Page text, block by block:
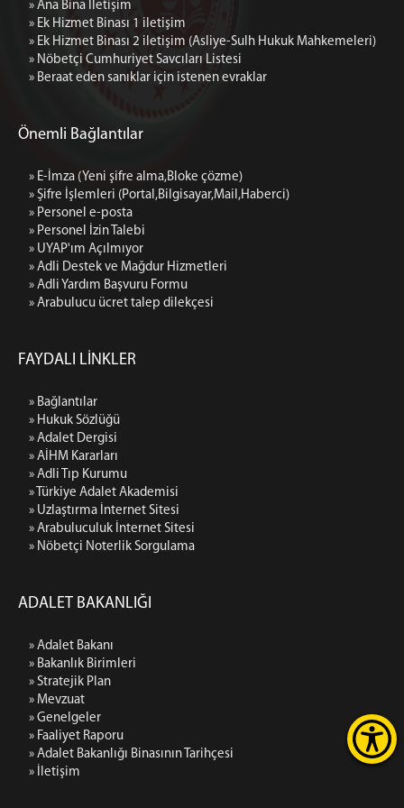
Ek Hizmet Binası 2 iletişim (Asliye-Sulh Hukuk
Mahkemeleri)
» Ana Bina İletişim
» Ek Hizmet Binası 1 iletişim
» Ek Hizmet Binası 2 iletişim (Asliye-Sulh Hukuk Mahkemeleri)
» Nöbetçi Cumhuriyet Savcıları Listesi
» Beraat eden sanıklar için istenen evraklar
Önemli Bağlantılar
» E-İmza (Yeni şifre alma,Bloke çözme)
» Şifre İşlemleri (Portal,Bilgisayar,Mail,Haberci)
» Personel e-posta
» Personel İzin Talebi
» UYAP'ım Açılmıyor
» Adli Destek ve Mağdur Hizmetleri
» Adli Yardım Başvuru Formu
» Arabulucu ücret talep dilekçesi
FAYDALI LİNKLER
» Bağlantılar
» Hukuk Sözlüğü
» Adalet Dergisi
» AİHM Kararları
» Adli Tıp Kurumu
» Türkiye Adalet Akademisi
» Uzlaştırma İnternet Sitesi
» Arabuluculuk İnternet Sitesi
» Nöbetçi Noterlik Sorgulama
ADALET BAKANLIĞI
» Adalet Bakanı
» Bakanlık Birimleri
» Stratejik Plan
» Mevzuat
» Genelgeler
» Faaliyet Raporu
» Adalet Bakanlığı Binasının Tarihçesi
» İletişim